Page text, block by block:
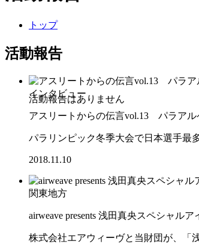
トップ
活動報告
インタビュー
アスリートからの伝言vol.13 パラアル
パラリンピック冬季大会で日本選手最
2018.11.10
関東地方
airweave presents 浅田真央スペシャル
株式会社エアウィーヴと当財団が、「